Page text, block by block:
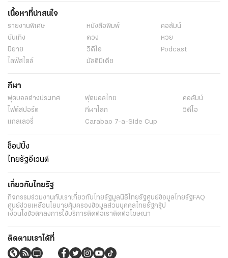
เนื้อหาที่น่าสนใจ
รายงานพิเศษ หนังสือพิมพ์
คอลัมน์
บันเทิง
ดวง
หวย
นิยาย
วิดีโอ
Podcast
ไลฟ์สไตล์
มัลติมีเดีย
กีฬา
ฟุตบอลต่่างประเทศ ฟุตบอลไทย
คอลัมน์
ไฟต์สปอร์ต
กีฬาโลก
วิดีโอ
แกลเลอรี่
Carabao 7-a-Side Cup
ช็อปปิ้ง
ไทยรัฐอีเวนต์
เกี่ยวกับไทยรัฐ
กิจกรรมร่วมงานกับเราเกี่ยวกับไทยรัฐมูลนิธิไทยรัฐศูนย์ข้อมูลไทยรัฐFAQ
ศูนย์ช่วยเหลือนโยบายคุ้มครองข้อมูลส่วนบุคคลไทยรัฐกรุ๊ป
เงื่อนไขข้อตกลงการใช้บริการติดต่อเราติดต่อโฆษณา
ติดตามเราได้ที่